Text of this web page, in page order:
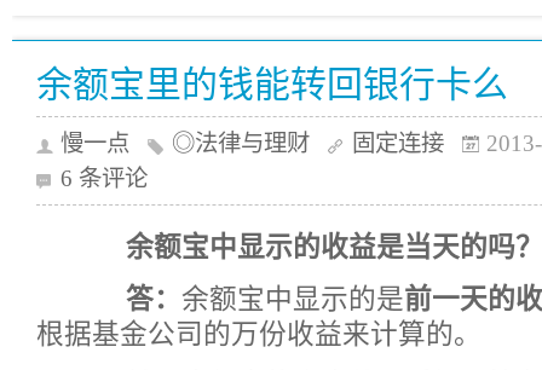
余额宝里的钱能转回银行卡么
慢一点 ◎法律与理财 固定连接
6 条评论
余额宝中显示的收益是当天的吗？
答： 余额宝中显示的是前一天的
根据基金公司的万份收益来计算的。